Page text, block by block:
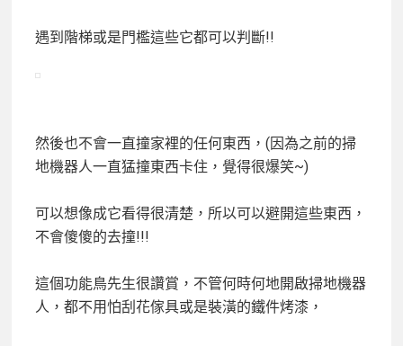
遇到階梯或是門檻這些它都可以判斷!!
然後也不會一直撞家裡的任何東西，(因為之前的掃
地機器人一直猛撞東西卡住，覺得很爆笑~)
可以想像成它看得很清楚，所以可以避開這些東西，
不會傻傻的去撞!!!
這個功能鳥先生很讚賞，不管何時何地開啟掃地機器
人，都不用怕刮花傢具或是裝潢的鐵件烤漆，